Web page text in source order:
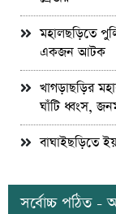
মহালছড়িতে
একজন আটক
খাগড়াছড়ির
ঘাঁটি ধ্বংস,
বাঘাইছড়িতে
সর্বোচ্চ পঠিত